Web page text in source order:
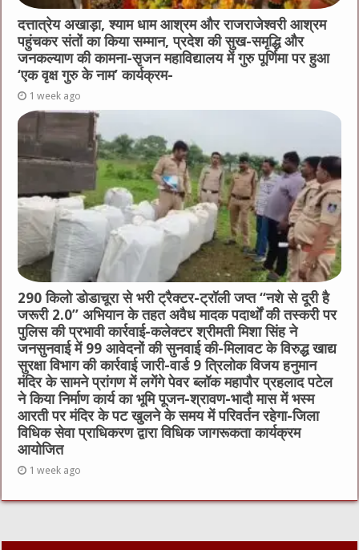
दत्तात्रेय अखाड़ा, श्याम धाम आश्रम और राजराजेश्वरी आश्रम
पहुंचकर संतों का किया सम्मान, प्रदेश की सुख-समृद्धि और
जनकल्याण की कामना-सृजन महाविद्यालय में गुरु पूर्णिमा पर हुआ
‘एक वृक्ष गुरु के नाम’ कार्यक्रम-
1 week ago
290 किलो डोडाचूरा से भरी ट्रैक्टर-ट्रॉली जप्त “नशे से दूरी है
जरूरी 2.0” अभियान के तहत अवैध मादक पदार्थों की तस्करी पर
पुलिस की प्रभावी कार्रवाई-कलेक्टर श्रीमती मिशा सिंह ने
जनसुनवाई में 99 आवेदनों की सुनवाई की-मिलावट के विरुद्ध खाद्य
सुरक्षा विभाग की कार्रवाई जारी-वार्ड 9 त्रिलोक विजय हनुमान
मंदिर के सामने प्रांगण में लगेंगे पेवर ब्लॉक महापौर प्रहलाद पटेल
ने किया निर्माण कार्य का भूमि पूजन-श्रावण-भादौ मास में भस्म
आरती पर मंदिर के पट खुलने के समय में परिवर्तन रहेगा-जिला
विधिक सेवा प्राधिकरण द्वारा विधिक जागरूकता कार्यक्रम
आयोजित
1 week ago